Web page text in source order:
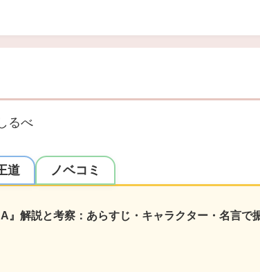
るべ
道 ノベコミ
』解説と考察：あらすじ・キャラクター・名言で